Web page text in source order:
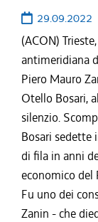
29.09.2022
(ACON)
antimeridiana
Piero Mauro
Otello Bosari,
silenzio.
Bosari sedette
di fila in anni
economico del
Fu uno dei
Zanin - che